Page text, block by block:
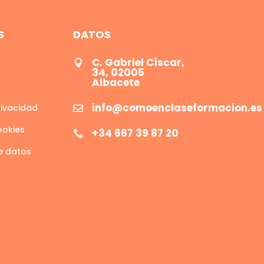
datos
DATOS
 C. Gabriel Císcar,
34, 02005
Albacete
 info@comoenclaseformacion.es
 +34 667 39 87 20